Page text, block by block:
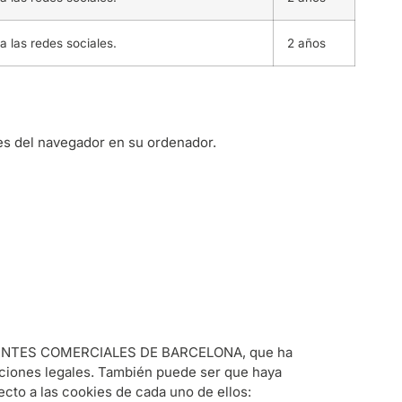
las redes sociales. 2 años
del navegador en su ordenador.
COMERCIALES DE BARCELONA, que ha
legales. También puede ser que haya
a las cookies de cada uno de ellos: